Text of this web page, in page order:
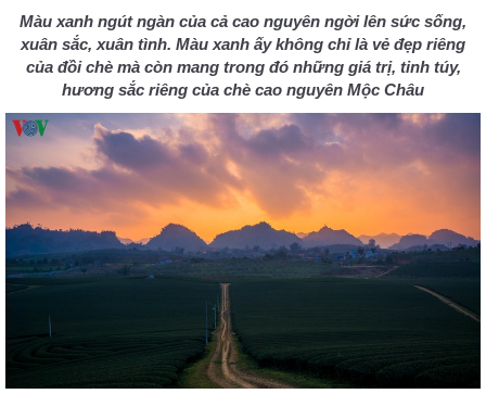
Màu xanh ngút ngàn của cả cao nguyên ngời lên sức sống,
xuân sắc, xuân tình. Màu xanh ấy không chỉ là vẻ đẹp riêng
của đồi chè mà còn mang trong đó những giá trị, tinh túy,
hương sắc riêng của chè cao nguyên Mộc Châu